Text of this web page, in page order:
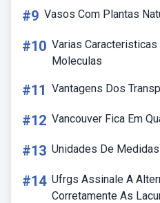
#9 Vasos Com Plantas
#10 Varias
Moleculas
#11 Vantagens Dos
#12 Vancouver Fica Em
#13 Unidades De
#14 Ufrgs Assinale A
Corretamente As